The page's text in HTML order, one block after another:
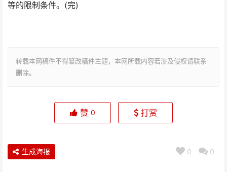
等的限制条件。(完)
转载本网稿件不得篡改稿件主题，本网所载内容若涉及侵权请联系
删除。
赞 0 打赏
0 0
生成海报